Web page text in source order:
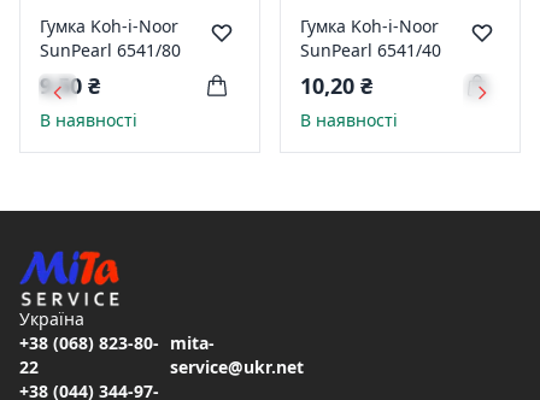
Гумка Koh-i-Noor
SunPearl 6541/80
9,50 ₴
В наявності
Гумка Koh-i-Noor
SunPearl 6541/40
10,20 ₴
В наявності
Україна
+38 (068) 823-80-
22
+38 (044) 344-97-
mita-
service@ukr.net